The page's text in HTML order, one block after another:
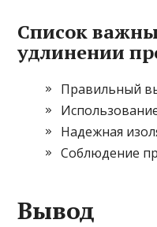
Список
удлинении
Правильный
Надежная
Соблюдение
Вывод